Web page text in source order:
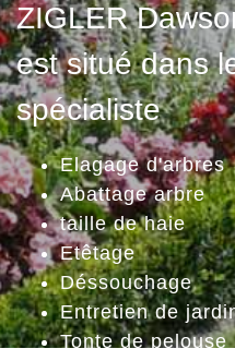
ZIGLER
est situé dans
spécialiste
Elagage d'arbres
Abattage arbre
taille de haie
Etêtage
Déssouchage
Entretien de
Tonte de pelouse